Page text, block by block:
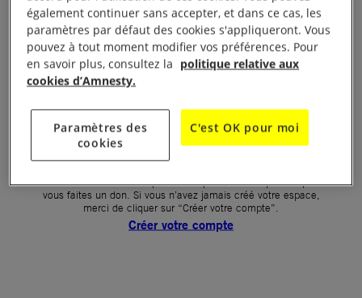
Mot de passe oublié ?
Un problème de connexion ?
Première connexion ?
La création de votre espace n’est pas automatique lorsque
vous faites un don. Si vous n’avez jamais créé votre espace,
merci de cliquer sur “Créer votre compte”.
Créer votre compte
également continuer sans accepter, et dans ce cas, les
paramètres par défaut des cookies s'appliqueront. Vous
pouvez à tout moment modifier vos préférences. Pour
en savoir plus, consultez la politique relative aux
cookies d’Amnesty.
Paramètres des
cookies
C'est OK pour moi